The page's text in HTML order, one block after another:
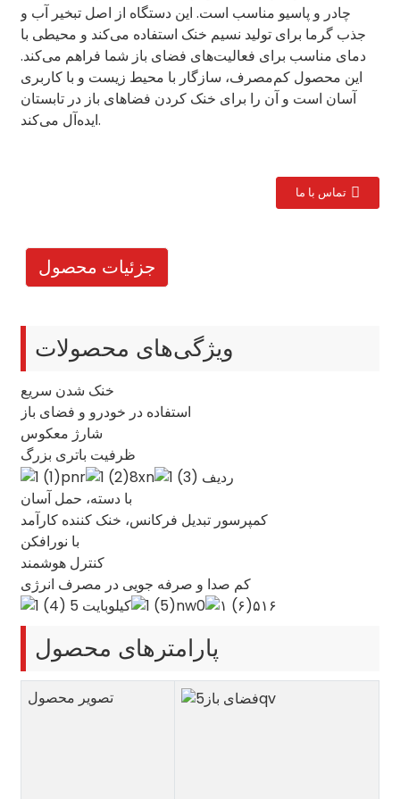
چادر و پاسیو مناسب است. این دستگاه از اصل تبخیر آب و
جذب گرما برای تولید نسیم خنک استفاده می‌کند و محیطی با
دمای مناسب برای فعالیت‌های فضای باز شما فراهم می‌کند.
این محصول کم‌مصرف، سازگار با محیط زیست و با کاربری
آسان است و آن را برای خنک کردن فضاهای باز در تابستان
ایده‌آل می‌کند.
تماس با ما
جزئیات محصول
ویژگی‌های محصولات
خنک شدن سریع
استفاده در خودرو و فضای باز
شارژ معکوس
ظرفیت باتری بزرگ
با دسته، حمل آسان
کمپرسور تبدیل فرکانس، خنک کننده کارآمد
با نورافکن
کنترل هوشمند
کم صدا و صرفه جویی در مصرف انرژی
پارامترهای محصول
تصویر محصول